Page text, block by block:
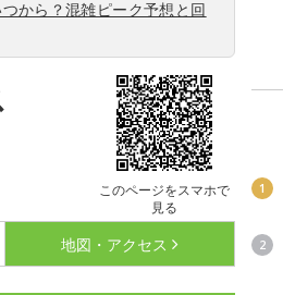
から？混雑ピーク予想と回
このページをスマホで
見る
地図・アクセス
1
2